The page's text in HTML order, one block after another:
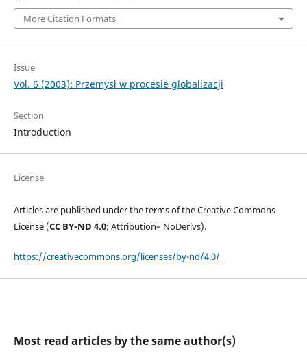
More Citation Formats
Issue
Vol. 6 (2003): Przemysł w procesie globalizacji
Section
Introduction
License
Articles are published under the terms of the Creative Commons
License (CC BY-ND 4.0; Attribution– NoDerivs).
https://creativecommons.org/licenses/by-nd/4.0/
Most read articles by the same author(s)